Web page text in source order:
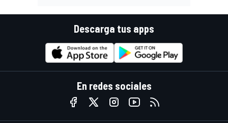
Descarga tus apps
En redes sociales